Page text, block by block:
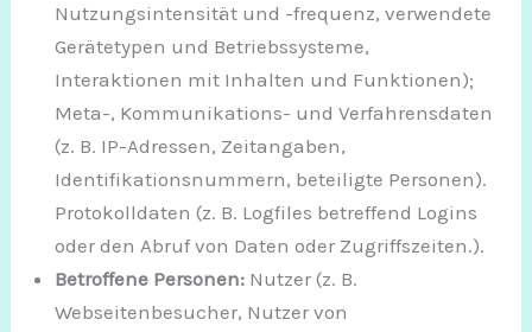
Nutzungsintensität und -frequenz, verwendete
Gerätetypen und Betriebssysteme,
Interaktionen mit Inhalten und Funktionen);
Meta-, Kommunikations- und Verfahrensdaten
(z. B. IP-Adressen, Zeitangaben,
Identifikationsnummern, beteiligte Personen).
Protokolldaten (z. B. Logfiles betreffend Logins
oder den Abruf von Daten oder Zugriffszeiten.).
Betroffene Personen: Nutzer (z. B.
Webseitenbesucher, Nutzer von